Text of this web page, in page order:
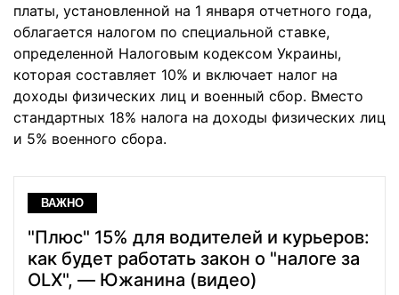
платы, установленной на 1 января отчетного года,
облагается налогом по специальной ставке,
определенной Налоговым кодексом Украины,
которая составляет 10% и включает налог на
доходы физических лиц и военный сбор. Вместо
стандартных 18% налога на доходы физических лиц
и 5% военного сбора.
ВАЖНО
"Плюс" 15% для водителей и курьеров:
как будет работать закон о "налоге за
OLX", — Южанина (видео)